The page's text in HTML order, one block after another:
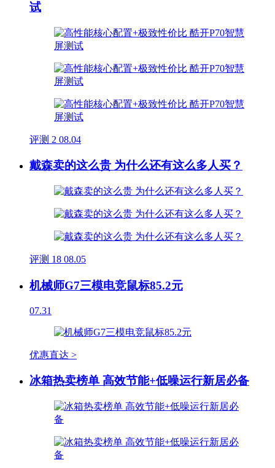
试
评测 2 08.04
戴森卖的这么贵 为什么还有这么多人买？
评测 18 08.05
机械师G7三模电竞鼠标85.2元
07.31
优惠直达 >
冰箱热卖榜单 高效节能+低噪运行新居必备